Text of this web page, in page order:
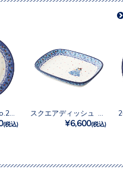
(税込) ¥6,600(税込)